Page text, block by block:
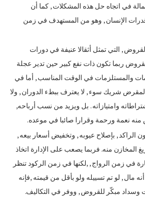
في اتجاه حل هذه المشكلات , كما أن
الإنسان , وهو من المستهدف في زمن
, التي تمثل أثقالا عنيفة في دورات
ربما تكون ذات نفع كبير حين تدير عجلة
والمستلزمات في الوقت المناسب , أما في
شريك سوء , لا يعترف ببطء الدوران , ولا
وامتيازاته . بل ويزيد من نسب أرباحه,
نعمة ورحمة وقرارا صائبا في موعده.
الراكد , بإصلاح عيوبه , وتخفيض أسعار بيعه ,
المخازن منه. فربما يصعب على الإدارة اتخاذ
في زمن الرواج , ,لكنها في زمن الركود تنظر
مال , لو تم تسييله ولو بأقل من قيمته ,فإنه
وسداد مبكّر للقروض , ووفر في التكاليف.